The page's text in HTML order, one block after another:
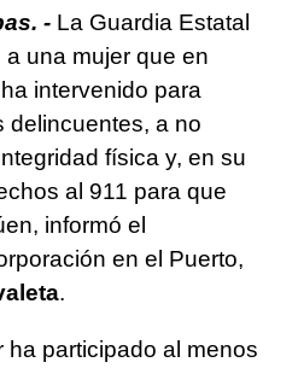
- La Guardia Estatal
una mujer que en
intervenido para
delincuentes, a no
física y, en su
al 911 para que
informó el
en el Puerto,
.
ha participado al menos